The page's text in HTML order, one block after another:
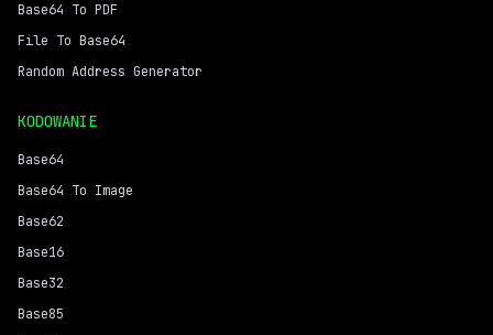
Base64 To PDF
File To Base64
Random Address Generator
KODOWANIE
Base64
Base64 To Image
Base62
Base16
Base32
Base85